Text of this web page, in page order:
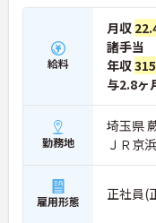
給料
月収
諸手当
年収
与2.8ヶ
勤務地
埼玉県
ＪＲ京
雇用形態 正社員(